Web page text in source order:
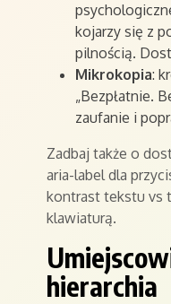
kojarzy się z
pilnością.
Mikrokopia:
„Bezpłatnie.
zaufanie i
Zadbaj także o
aria-label dla
kontrast tekstu vs
klawiaturą.
hierarchia